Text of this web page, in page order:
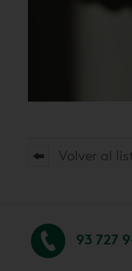
Volver al
93 727